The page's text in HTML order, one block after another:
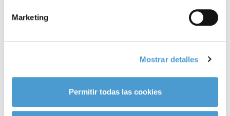
Marketing
Mostrar detalles
Permitir todas las cookies
del afectado ya sea a través de la formación de cuidadores,
potenciando la investigación u ofreciendo a los afectados
terapias rehabilitadoras como la fisioterapia, la logopedia,
terapia ocupacional, atención psicológica, etc;brindándoles las
herramientas necesarias para disminuir el impacto físico y
psicológico que tiene la enfermedad.